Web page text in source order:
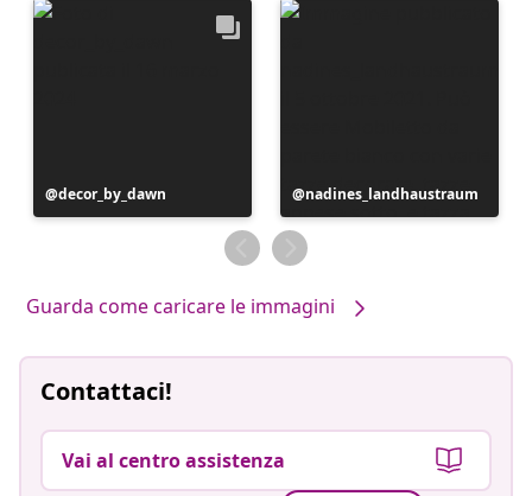
Post
pubblicato
decor_by_dawn
Post
pubblicato
da
nadines_landhaustraum
Guarda come caricare le immagini
Contattaci!
Vai al centro assistenza